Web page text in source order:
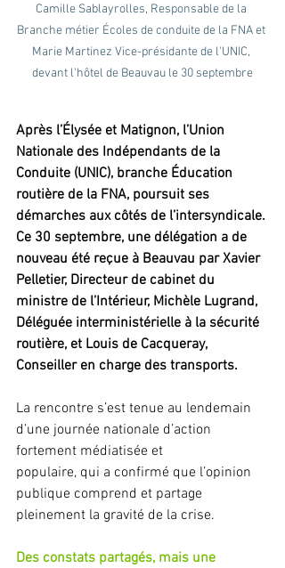
Camille Sablayrolles, Responsable de la
Branche métier Écoles de conduite de la FNA et
Marie Martinez Vice-présidante de l'UNIC,
devant l'hôtel de Beauvau le 30 septembre
Après l’Élysée et Matignon, l’Union
Nationale des Indépendants de la
Conduite (UNIC), branche Éducation
routière de la FNA, poursuit ses
démarches aux côtés de l’intersyndicale.
Ce 30 septembre, une délégation a de
nouveau été reçue à Beauvau par Xavier
Pelletier, Directeur de cabinet du
ministre de l’Intérieur, Michèle Lugrand,
Déléguée interministérielle à la sécurité
routière, et Louis de Cacqueray,
Conseiller en charge des transports.
La rencontre s’est tenue au lendemain
d’une journée nationale d’action
fortement médiatisée et
populaire, qui a confirmé que l’opinion
publique comprend et partage
pleinement la gravité de la crise.
Des constats partagés, mais une